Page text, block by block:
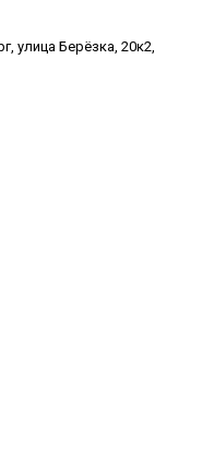
улица Берёзка, 20к2,